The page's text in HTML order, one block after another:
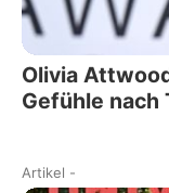
Olivia
Gefühle nach
Artikel -